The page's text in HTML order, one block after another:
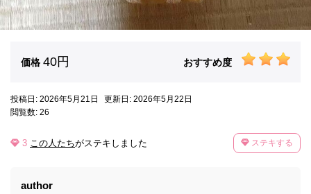
価格 40円 おすすめ度
投稿日: 2026年5月21日
更新日: 2026年5月22日
閲覧数: 26
3 この人たちがステキしました ステキする
author